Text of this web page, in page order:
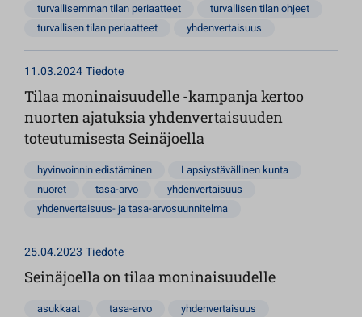
turvallisemman tilan periaatteet
turvallisen tilan ohjeet
turvallisen tilan periaatteet
yhdenvertaisuus
11.03.2024Tiedote
Tilaa moninaisuudelle -kampanja kertoo
nuorten ajatuksia yhdenvertaisuuden
toteutumisesta Seinäjoella
hyvinvoinnin edistäminen
Lapsiystävällinen kunta
nuoret
tasa-arvo
yhdenvertaisuus
yhdenvertaisuus- ja tasa-arvosuunnitelma
25.04.2023 Tiedote
Seinäjoella on tilaa moninaisuudelle
asukkaat tasa-arvo
yhdenvertaisuus